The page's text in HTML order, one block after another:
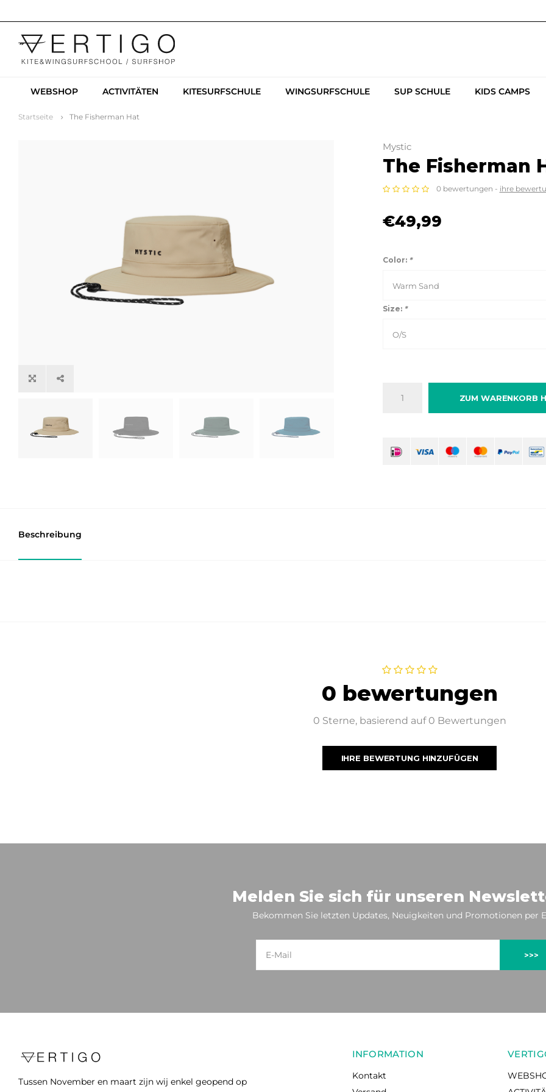
WEBSHOP ACTIVITÄTEN KITESURFSCHULE WINGSURFSCHULE SUP SCHULE KIDS CAMPS
Startseite The Fisherman Hat
Mystic
The Fisherman
0 bewertungen - ihre
€49,99
Color: *
Warm Sand
Size: *
O/S
ZUM WARENKORB
Beschreibung
0 bewertungen
0 Sterne, basierend auf 0 Bewertungen
IHRE BEWERTUNG HINZUFÜGEN
Melden Sie sich für unseren
Bekommen Sie letzten Updates, Neuigkeiten und Promotionen per
>>>
Tussen November en maart zijn wij enkel geopend op
INFORMATION
Kontakt